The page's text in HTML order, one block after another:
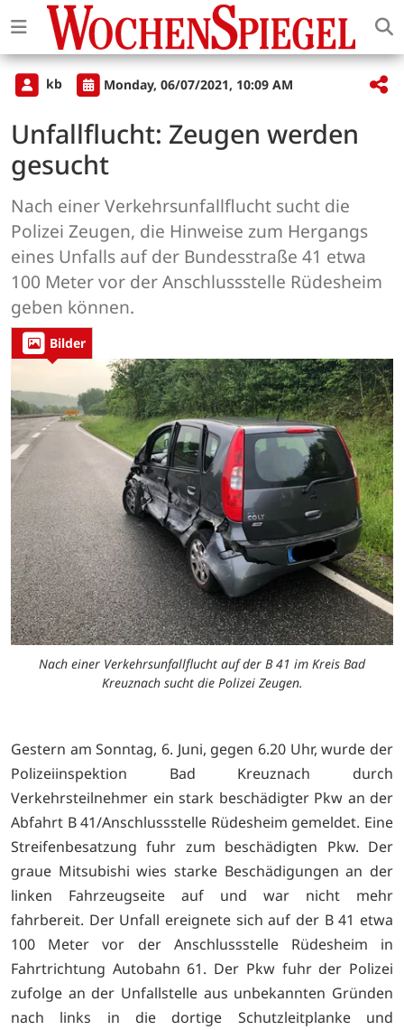
kb Monday, 06/07/2021, 10:09 AM
Unfallflucht: Zeugen werden
gesucht
Nach einer Verkehrsunfallflucht sucht die
Polizei Zeugen, die Hinweise zum Hergangs
eines Unfalls auf der Bundesstraße 41 etwa
100 Meter vor der Anschlussstelle Rüdesheim
geben können.
Bilder
Nach einer Verkehrsunfallflucht auf der B 41 im Kreis Bad
Kreuznach sucht die Polizei Zeugen.
Gestern am Sonntag, 6. Juni, gegen 6.20 Uhr, wurde der
Polizeiinspektion Bad Kreuznach durch
Verkehrsteilnehmer ein stark beschädigter Pkw an der
Abfahrt B 41/Anschlussstelle Rüdesheim gemeldet. Eine
Streifenbesatzung fuhr zum beschädigten Pkw. Der
graue Mitsubishi wies starke Beschädigungen an der
linken Fahrzeugseite auf und war nicht mehr
fahrbereit. Der Unfall ereignete sich auf der B 41 etwa
100 Meter vor der Anschlussstelle Rüdesheim in
Fahrtrichtung Autobahn 61. Der Pkw fuhr der Polizei
zufolge an der Unfallstelle aus unbekannten Gründen
nach links in die dortige Schutzleitplanke und